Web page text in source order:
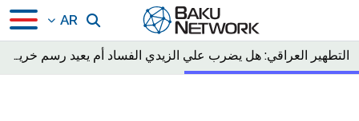
AR
التطهير العراقي: هل يضرب علي الزيدي الفساد أم يعيد رسم خريطة السلطة؟